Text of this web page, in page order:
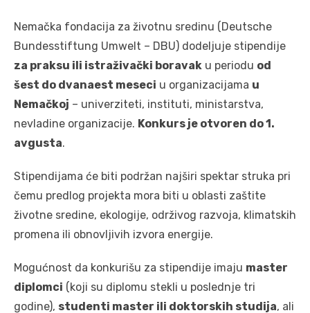
Nemačka fondacija za životnu sredinu (Deutsche
Bundesstiftung Umwelt – DBU) dodeljuje stipendije
za praksu ili istraživački boravak u periodu od
šest do dvanaest meseci u organizacijama u
Nemačkoj – univerziteti, instituti, ministarstva,
nevladine organizacije. Konkurs je otvoren do 1.
avgusta.
Stipendijama će biti podržan najširi spektar struka pri
čemu predlog projekta mora biti u oblasti zaštite
životne sredine, ekologije, održivog razvoja, klimatskih
promena ili obnovljivih izvora energije.
Mogućnost da konkurišu za stipendije imaju master
diplomci (koji su diplomu stekli u poslednje tri
godine), studenti master ili doktorskih studija, ali